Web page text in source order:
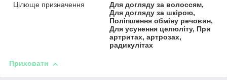
Цілюще призначення
Для догляду за волоссям,
Для догляду за шкірою,
Поліпшення обміну речовин,
Для усунення целюліту, При
артритах, артрозах,
радикулітах
Приховати